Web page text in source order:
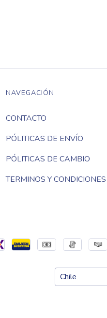
NAVEGACIÓN
CONTACTO
PÓLITICAS DE ENVÍO
PÓLITICAS DE CAMBIO
TERMINOS Y CONDICIONES